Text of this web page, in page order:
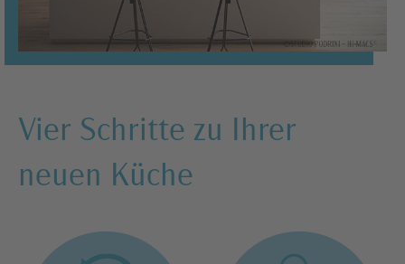
Vier Schritte zu Ihrer
neuen Küche